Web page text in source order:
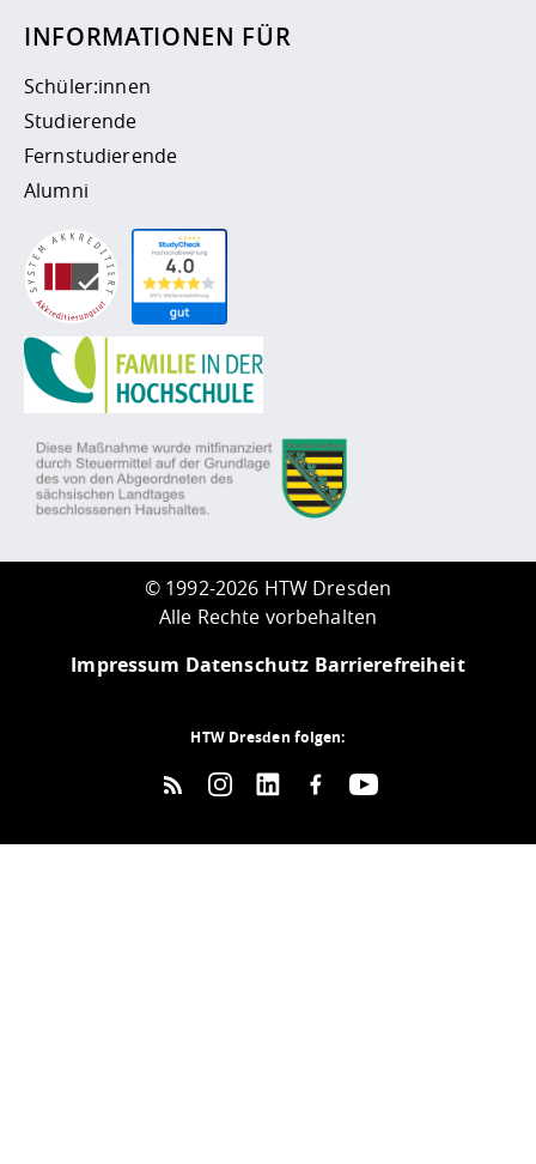
INFORMATIONEN FÜR
Schüler:innen
Studierende
Fernstudierende
Alumni
© 1992-2026 HTW Dresden
Alle Rechte vorbehalten
Impressum Datenschutz Barrierefreiheit
HTW Dresden folgen: